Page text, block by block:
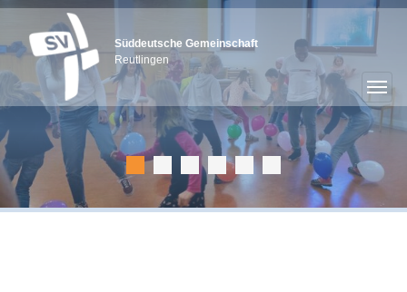
Süddeutsche Gemeinschaft
Reutlingen